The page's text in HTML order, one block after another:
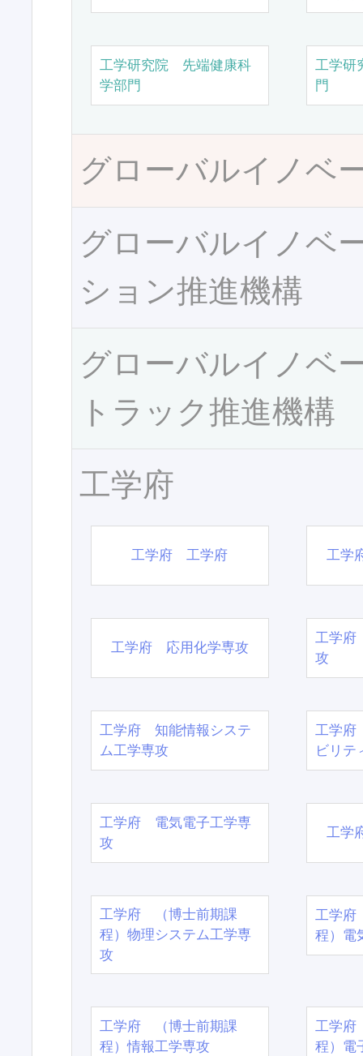
工学研究院 先端健康科
学部門
工学研
門
グローバルイノベ
グローバルイノベ
ション推進機構
グローバルイノベ
トラック推進機構
工学府
工学府 工学府 工学
工学府 応用化学専攻
工学府
攻
工学府 知能情報システ
ム工学専攻
工学府
ビリテ
工学府 電気電子工学専
攻
工学
工学府 （博士前期課
程）物理システム工学専
攻
工学
程）電
工学府 （博士前期課
程）情報工学専攻
工学
程）電